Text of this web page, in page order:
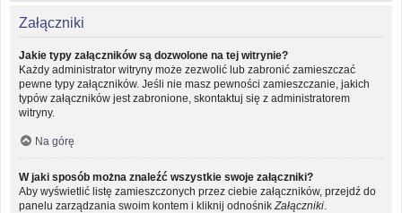
Załączniki
Jakie typy załączników są dozwolone na tej witrynie?
Każdy administrator witryny może zezwolić lub zabronić zamieszczać
pewne typy załączników. Jeśli nie masz pewności zamieszczanie, jakich
typów załączników jest zabronione, skontaktuj się z administratorem
witryny.
Na górę
W jaki sposób można znaleźć wszystkie swoje załączniki?
Aby wyświetlić listę zamieszczonych przez ciebie załączników, przejdź do
panelu zarządzania swoim kontem i kliknij odnośnik Załączniki